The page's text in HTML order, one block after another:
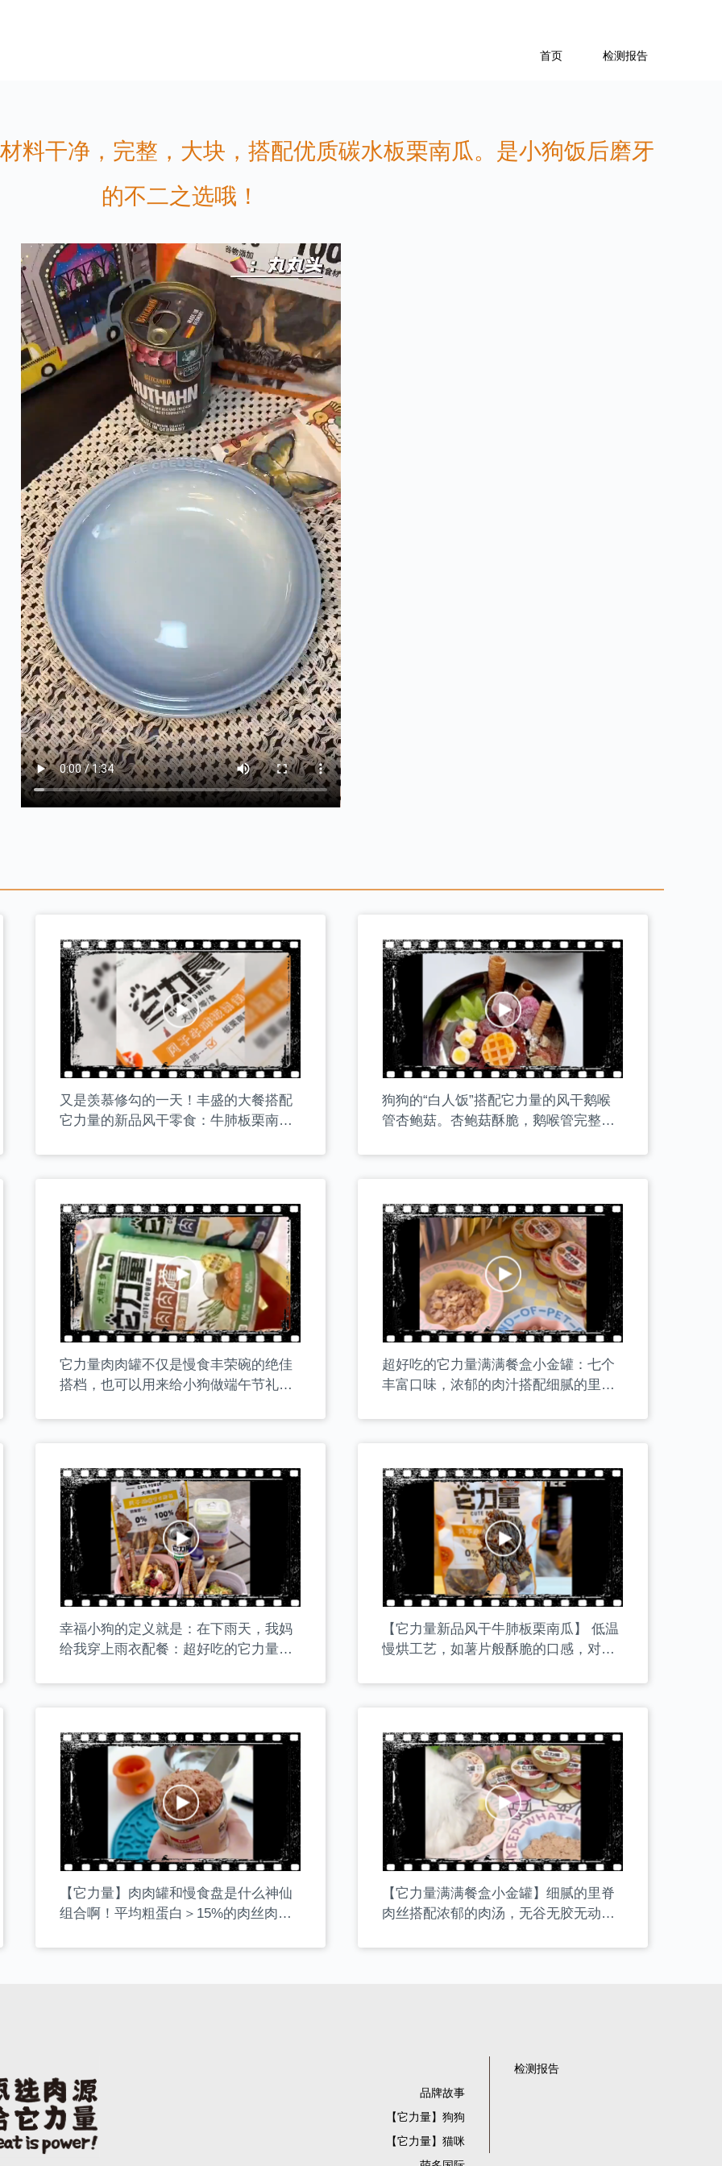
首页 检测报告
料干净，完整，大块，搭配优质碳水板栗南瓜。是小狗饭后磨牙
的不二之选哦！
又是羡慕修勾的一天！丰盛的大餐搭配
它力量的新品风干零食：牛肺板栗南
的碳水来源。一口一块嘎嘣脆！
狗狗的“白人饭”搭配它力量的风干鹅喉
管杏鲍菇。杏鲍菇酥脆，鹅喉管完整大
它力量肉肉罐不仅是慢食丰荣碗的绝佳
搭档，也可以用来给小狗做端午节礼物
两脚兽满满的爱！
超好吃的它力量满满餐盒小金罐：七个
丰富口味，浓郁的肉汁搭配细腻的里脊
产餐盒天花板，无限复购！
幸福小狗的定义就是：在下雨天，我妈
给我穿上雨衣配餐：超好吃的它力量肉
鲍菇！
【它力量新品风干牛肺板栗南瓜】 低温
慢烘工艺，如薯片般酥脆的口感，对骨
食，是非常优质的小零食哦
【它力量】肉肉罐和慢食盘是什么神仙
组合啊！平均粗蛋白＞15%的肉丝肉泥
狗狗吞咽过快的问题。
【它力量满满餐盒小金罐】细腻的里脊
肉丝搭配浓郁的肉汤，无谷无胶无动物
低温慢煮工艺，适口性绝佳。
品牌故事
【它力量】狗狗
【它力量】猫咪
检测报告